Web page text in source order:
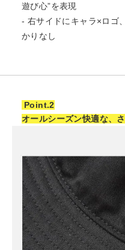
遊び心”を表現
- 右サイドにキャラ×ロゴ
かりなし
Point.2
オールシーズン快適な、